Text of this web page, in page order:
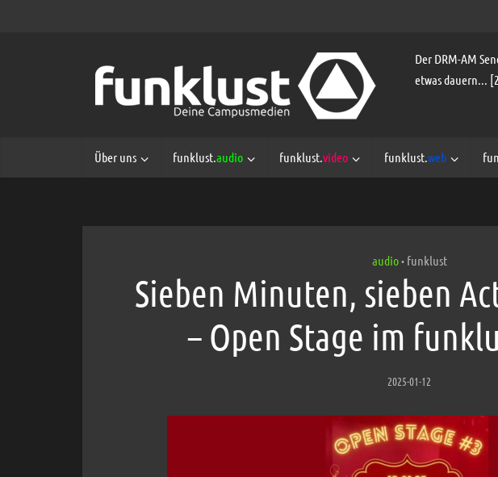
Der DRM-AM
etwas dauern...
Über uns funklust.audio funklust.video funklust.web
audio • funklust
Sieben Minuten, sieben
– Open Stage im
2025-01-12